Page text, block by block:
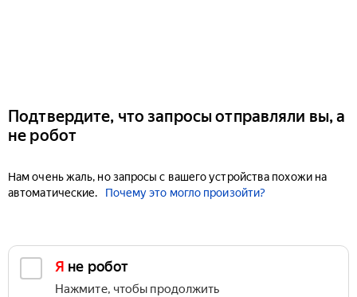
Подтвердите, что запросы отправляли вы, а
не робот
Нам очень жаль, но запросы с вашего устройства похожи на
автоматические.
Почему это могло произойти?
Я не робот
Нажмите, чтобы продолжить